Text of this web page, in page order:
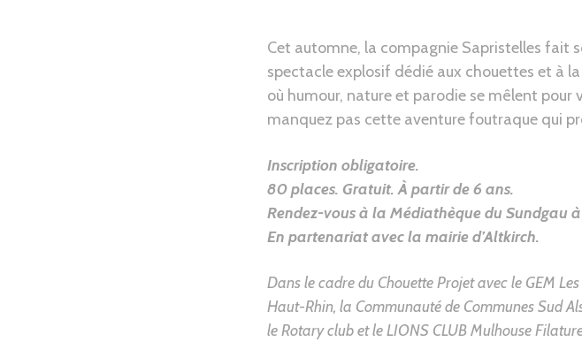
Cet automne, la compagnie Sapristelles fait
spectacle explosif dédié aux chouettes et à
où humour, nature et parodie se mêlent
manquez pas cette aventure foutraque qui
Inscription obligatoire.
80 places. Gratuit. À partir de 6 ans.
Rendez-vous à la Médiathèque du Sundgau
En partenariat avec la mairie d’Altkirch.
Dans le cadre du Chouette Projet avec le GEM
Haut-Rhin, la Communauté de Communes Sud
le Rotary club et leLIONS CLUB Mulhouse